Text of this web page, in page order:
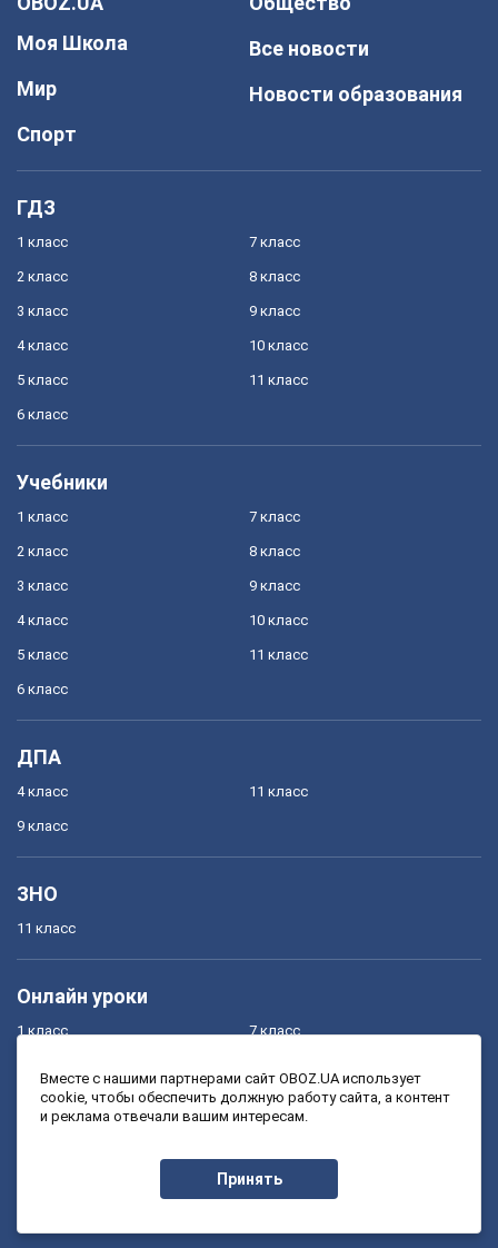
Моя Школа
Мир
Спорт
Все новости
Новости образования
ГДЗ
1 класс
2 класс
3 класс
4 класс
5 класс
6 класс
7 класс
8 класс
9 класс
10 класс
11 класс
Учебники
1 класс
2 класс
3 класс
4 класс
5 класс
6 класс
7 класс
8 класс
9 класс
10 класс
11 класс
ДПА
4 класс
9 класс
11 класс
ЗНО
11 класс
Онлайн уроки
1 класс
3 класс
7 класс
9 класс
Вместе с нашими партнерами сайт OBOZ.UA использует
cookie, чтобы обеспечить должную работу сайта, а контент
и реклама отвечали вашим интересам.
Принять